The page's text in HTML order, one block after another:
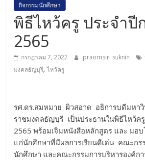
กิจกรรมนักศึกษา
พิธีไหว้ครู ประจำปี
2565
กรกฎาคม 7, 2022 praornsiri suknin
มงคลธัญบุรี,ไหว้ครู
รศ.ดร.สมหมาย ผิวสอาด อธิการบดีมหาวิ
ราชมงคลธัญบุรี เป็นประธานในพิธีไหว้ค
2565 พร้อมเจิมหนังสือหลักสูตร และ มอ
แก่นักศึกษาที่มีผลการเรียนดีเด่น คณะกร
นักศึกษา และคณะกรรมการบริหารองค์ก